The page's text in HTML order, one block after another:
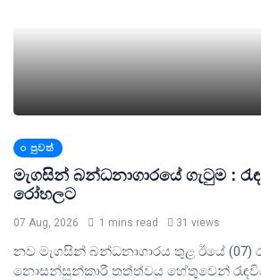
පුවත්
මැගසින් බන්ධනාගාරයේ ගැටුම :
රෝහලට
07 Aug, 2026 1 mins read 31 views
නව මැගසින් බන්ධනාගාරය තුළ ඊයේ (07)
නොසන්සුන්කාරී තත්ත්වය හේතුවෙන්